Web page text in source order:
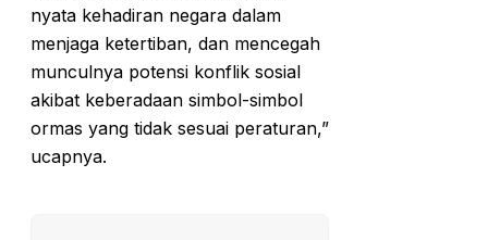
nyata kehadiran negara dalam
menjaga ketertiban, dan mencegah
munculnya potensi konflik sosial
akibat keberadaan simbol-simbol
ormas yang tidak sesuai peraturan,”
ucapnya.